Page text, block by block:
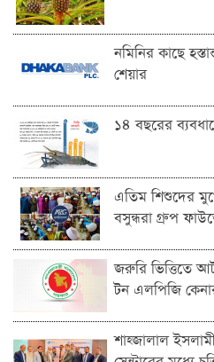
নমিনির কাছে
শেয়ার
১৪ বছরের
এতিম শিশুদের
বসুন্ধরা গ্রুপ
জরুরি ভিত্তিতে
টন এলপিজি
শাহ্জালাল